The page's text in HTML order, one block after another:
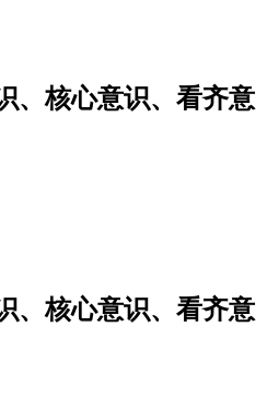
、核心意识、看齐意
、核心意识、看齐意